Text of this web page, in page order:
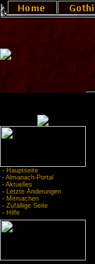
- Hauptseite
- Almanach-Portal
- Aktuelles
- Letzte Änderungen
- Mitmachen
- Zufällige Seite
- Hilfe